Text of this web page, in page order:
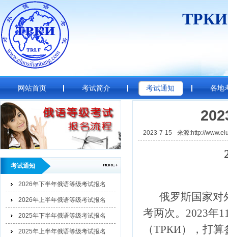
网站首页 考试简介 考试通知 各地
考试通知
2026年下半年俄语等级考试报名
2026年上半年俄语等级考试报名
2025年下半年俄语等级考试报名
2025年上半年俄语等级考试报名
2023-7-15 来源:http://
俄罗斯国家对
考两次。 2023年
（ТРКИ）
，打